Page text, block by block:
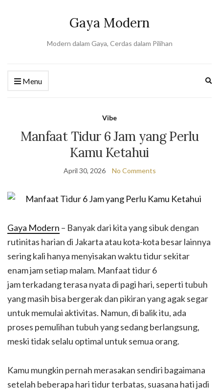
Gaya Modern
Modern dalam Gaya, Cerdas dalam Pilihan
Menu
Vibe
Manfaat Tidur 6 Jam yang Perlu
Kamu Ketahui
April 30, 2026 No Comments
Gaya Modern – Banyak dari kita yang sibuk dengan
rutinitas harian di Jakarta atau kota-kota besar lainnya
sering kali hanya menyisakan waktu tidur sekitar
enam jam setiap malam. Manfaat tidur 6
jam terkadang terasa nyata di pagi hari, seperti tubuh
yang masih bisa bergerak dan pikiran yang agak segar
untuk memulai aktivitas. Namun, di balik itu, ada
proses pemulihan tubuh yang sedang berlangsung,
meski tidak selalu optimal untuk semua orang.
Kamu mungkin pernah merasakan sendiri bagaimana
setelah beberapa hari tidur terbatas, suasana hati jadi